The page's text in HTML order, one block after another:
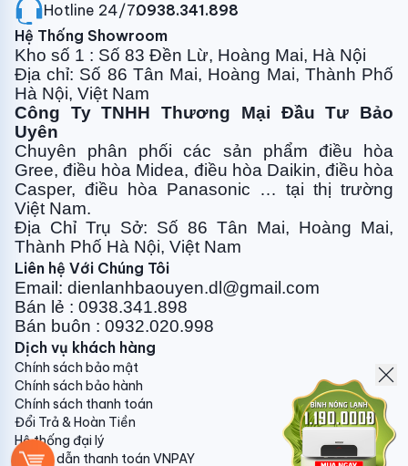
- Ống xả dàn lạnh: VP25 (I.DØ25xO.DØ32)mm
- Ống xả dàn nóng: Ø 26.0 (Lỗ)mm
Tính năng nổi bât củađiều hòa âm trần nối ống gió
Daikin 1 chiều 24000BTU Inverter
FBQ71EVE/RZR71MVMV:
- Dàn lạnh dùng động cơ quạt DC
- Tốc độ quạt có thể điều chỉnh 3 bước
- Điều chỉnh lượng gió tự động *3
- Chế độ khử ẩm
- Hai bộ cảm biến nhiệt tùy chọn *1
- Vận hành êm vào ban đêm
- Tự động thiết lập lại nhiệt độ cài đặt *3
- Cài đặt biên độ nhiệt độ *3
- Lập lịch hàng tuần *3
Hotline 24/7:0938.341.898
Hệ Thống Showroom
Kho số 1 : Số 83 Đền Lừ, Hoàng Mai, Hà Nội
Địa chỉ: Số 86 Tân Mai, Hoàng Mai, Thành Phố
Hà Nội, Việt Nam
Công Ty TNHH Thương Mại Đầu Tư Bảo
Uyên
Chuyên phân phối các sản phẩm điều hòa
Gree, điều hòa Midea, điều hòa Daikin, điều hòa
Casper, điều hòa Panasonic … tại thị trường
Việt Nam.
Địa Chỉ Trụ Sở: Số 86 Tân Mai, Hoàng Mai,
Thành Phố Hà Nội, Việt Nam
Liên hệ Với Chúng Tôi
Email: dienlanhbaouyen.dl@gmail.com
Bán lẻ : 0938.341.898
Bán buôn : 0932.020.998
Dịch vụ khách hàng
Chính sách bảo mật
Chính sách bảo hành
Chính sách thanh toán
Đổi Trả & Hoàn Tiền
Hệ thống đại lý
Hướng dẫn thanh toán VNPAY